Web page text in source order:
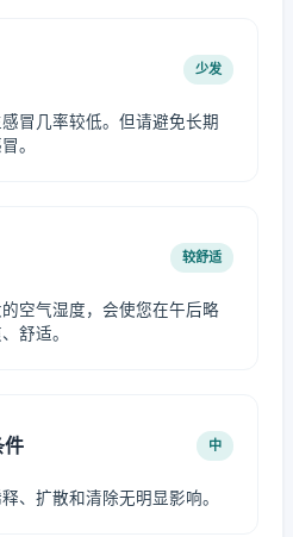
少发
冒几率较低。但请避免长期
。
较舒适
空气湿度，会使您在午后略
舒适。
件 中
、扩散和清除无明显影响。